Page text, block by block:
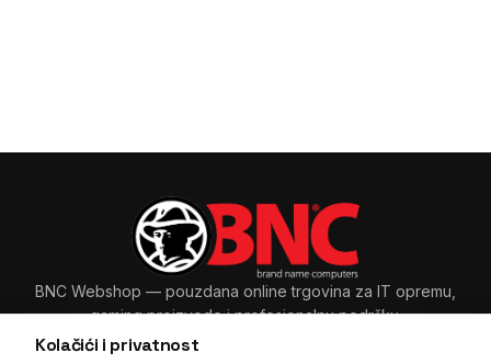
Kolačići i privatnost
BNC Webshop — pouzdana online trgovina za IT opremu,
gaming proizvode i profesionalnu podršku.